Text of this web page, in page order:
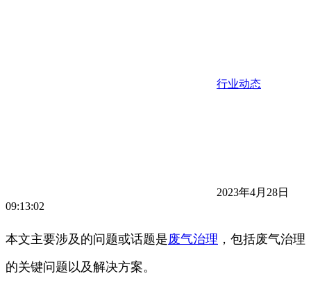
行业动态
2023年4月28日
09:13:02
本文主要涉及的问题或话题是废气治理 ，包括废气治理
的关键问题以及解决方案。